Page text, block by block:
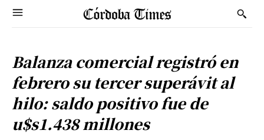
Balanza comercial registró en
febrero su tercer superávit al
hilo: saldo positivo fue de
u$s1.438 millones